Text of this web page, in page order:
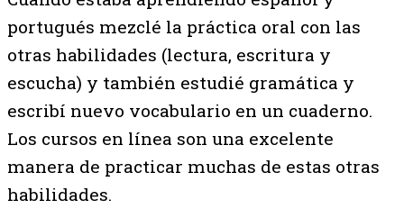
portugués mezclé la práctica oral con las
otras habilidades (lectura, escritura y
escucha) y también estudié gramática y
escribí nuevo vocabulario en un cuaderno.
Los cursos en línea son una excelente
manera de practicar muchas de estas otras
habilidades.